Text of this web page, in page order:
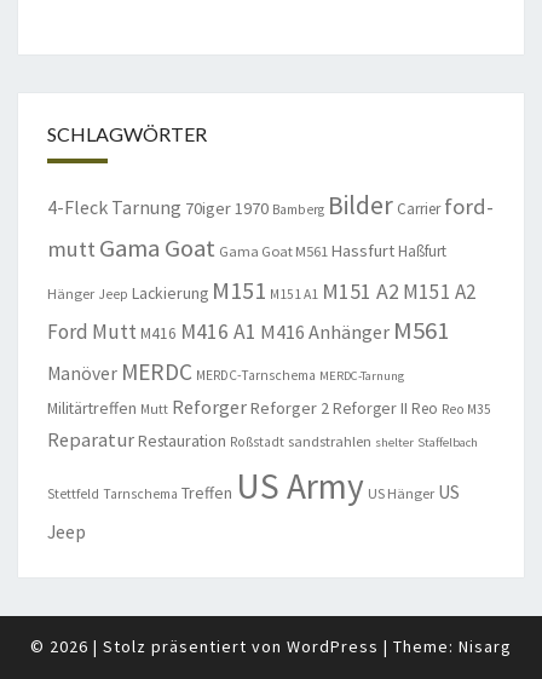
SCHLAGWÖRTER
4-Fleck Tarnung 70iger1970 Bamberg Bilder Carrier ford-
mutt Gama Goat Gama Goat M561 Hassfurt Haßfurt
Hänger Jeep Lackierung M151 M151 A1 M151 A2 M151 A2
Ford Mutt M416 M416 A1 M416 Anhänger M561
Manöver MERDC MERDC-Tarnschema MERDC-Tarnung
Militärtreffen Mutt ReforgerReforger 2Reforger II Reo Reo M35
ReparaturRestauration Roßstadt sandstrahlen shelter Staffelbach
Stettfeld Tarnschema Treffen US Army US Hänger US
Jeep
© 2026 | Stolz präsentiert von WordPress | Theme: Nisarg